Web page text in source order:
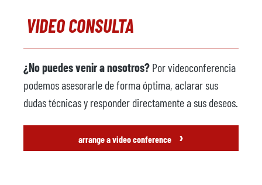
VIDEO CONSULTA
¿No puedes venir a nosotros? Por videoconferencia
podemos asesorarle de forma óptima, aclarar sus
dudas técnicas y responder directamente a sus deseos.
arrange a video conference ›